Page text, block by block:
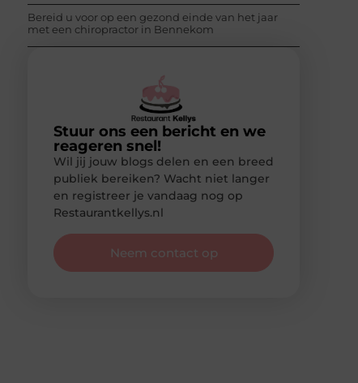
Bereid u voor op een gezond einde van het jaar
met een chiropractor in Bennekom
Stuur ons een bericht en we
reageren snel!
Wil jij jouw blogs delen en een breed
publiek bereiken? Wacht niet langer
en registreer je vandaag nog op
Restaurantkellys.nl
Neem contact op